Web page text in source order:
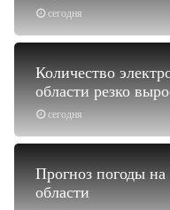
сегодня
сегодня
Количество
области резко
Прогноз погоды на
области